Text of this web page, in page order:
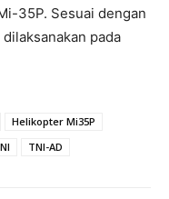
35P. Sesuai dengan
pada
Helikopter Mi35P
TNI-AD